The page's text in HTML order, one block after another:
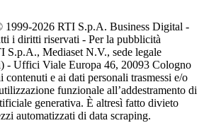
1999-2026 RTI S.p.A. Business Digital -
i diritti riservati - Per la pubblicità
S.p.A., Mediaset N.V., sede legale
- Uffici Viale Europa 46, 20093 Cologno
contenuti e ai dati personali trasmessi e/o
funzionale all’addestramento di
generativa. È altresì fatto divieto
automatizzati di data scraping.